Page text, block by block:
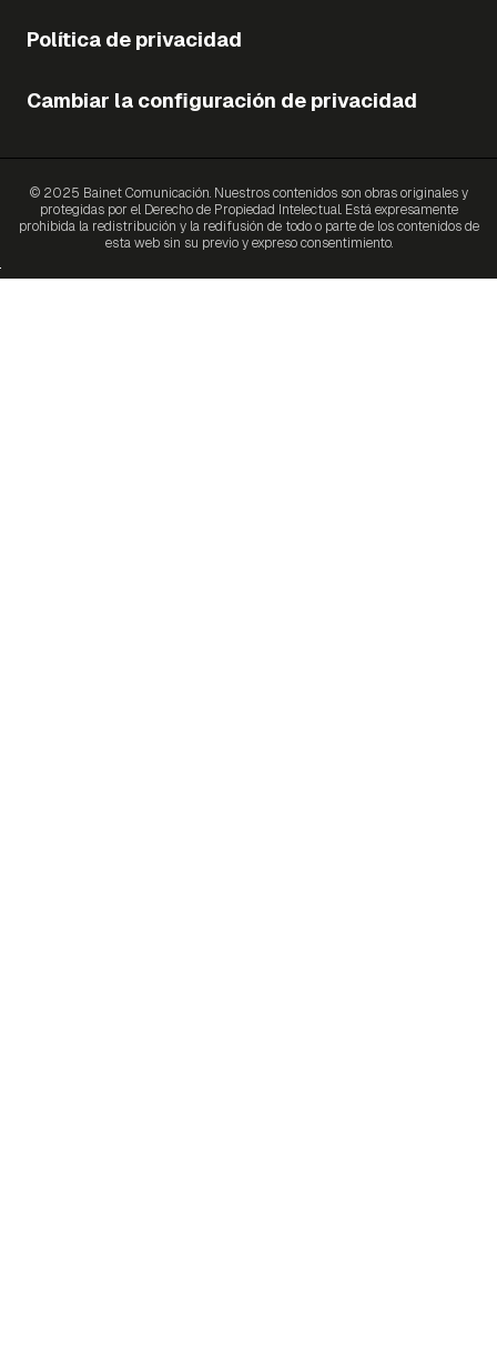
Política de privacidad
Cambiar la configuración de privacidad
© 2025 Bainet Comunicación. Nuestros contenidos son obras originales y
protegidas por el Derecho de Propiedad Intelectual. Está expresamente
prohibida la redistribución y la redifusión de todo o parte de los contenidos de
esta web sin su previo y expreso consentimiento.